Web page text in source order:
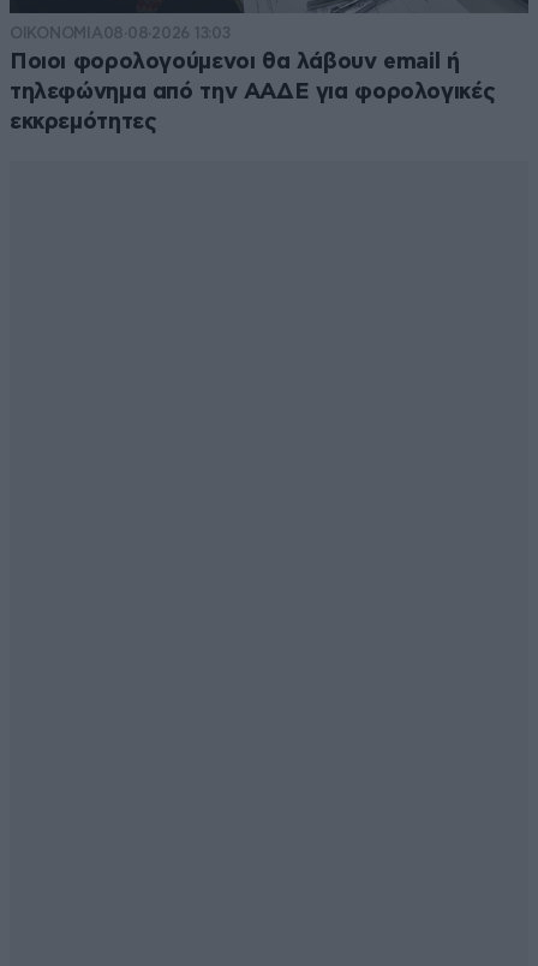
ΟΙΚΟΝΟΜΙΑ08·08·2026 13:03
Ποιοι φορολογούμενοι θα λάβουν email ή
τηλεφώνημα από την ΑΑΔΕ για φορολογικές
εκκρεμότητες